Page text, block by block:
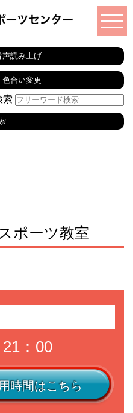
声読み上げ
合い変更
索
ポーツ教室
：00
時間はこちら